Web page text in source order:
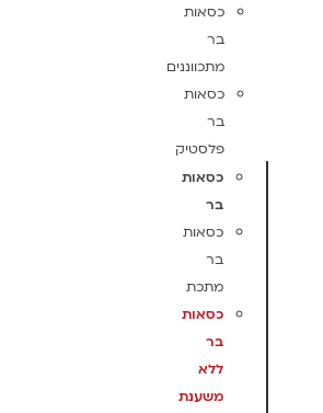
כסאות
בר
מתכווננים
כסאות
בר
פלסטיק
כסאות
בר
כסאות
בר
מתכת
כסאות
בר
ללא
משענת